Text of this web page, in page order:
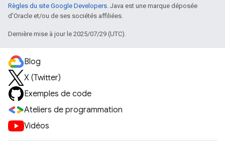
Règles du site Google Developers. Java est une marque déposée
d'Oracle et/ou de ses sociétés affiliées.
Dernière mise à jour le 2025/07/29 (UTC).
Blog
X (Twitter)
Exemples de code
Ateliers de programmation
Vidéos